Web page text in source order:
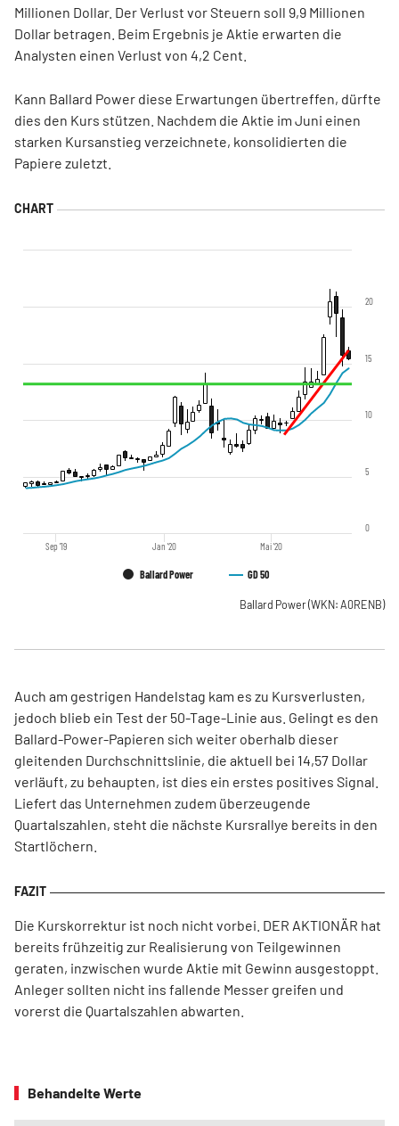
Millionen Dollar. Der Verlust vor Steuern soll 9,9 Millionen
Dollar betragen. Beim Ergebnis je Aktie erwarten die
Analysten einen Verlust von 4,2 Cent.
Kann Ballard Power diese Erwartungen übertreffen, dürfte
dies den Kurs stützen. Nachdem die Aktie im Juni einen
starken Kursanstieg verzeichnete, konsolidierten die
Papiere zuletzt.
Ballard Power GD 50
Jan '20
Sep '19 Mai '20
0
5
10
15
20
Ballard Power(WKN: A0RENB)
Auch am gestrigen Handelstag kam es zu Kursverlusten,
jedoch blieb ein Test der 50-Tage-Linie aus. Gelingt es den
Ballard-Power-Papieren sich weiter oberhalb dieser
gleitenden Durchschnittslinie, die aktuell bei 14,57 Dollar
verläuft, zu behaupten, ist dies ein erstes positives Signal.
Liefert das Unternehmen zudem überzeugende
Quartalszahlen, steht die nächste Kursrallye bereits in den
Startlöchern.
Die Kurskorrektur ist noch nicht vorbei. DER AKTIONÄR hat
bereits frühzeitig zur Realisierung von Teilgewinnen
geraten, inzwischen wurde Aktie mit Gewinn ausgestoppt.
Anleger sollten nicht ins fallende Messer greifen und
vorerst die Quartalszahlen abwarten.
Behandelte Werte